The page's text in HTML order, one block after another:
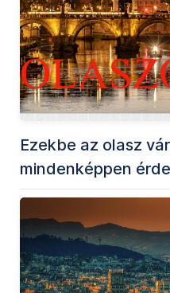
Ezekbe az olasz
mindenképpen